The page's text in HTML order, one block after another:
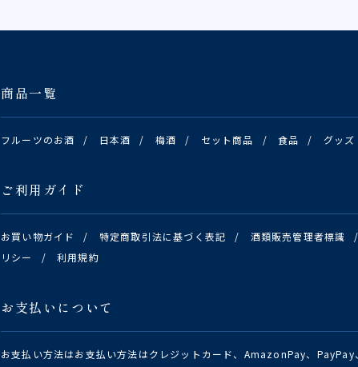
商品一覧
フルーツのお酒 / 日本酒 / 梅酒 / セット商品 / 食品 / グッズ
ご利用ガイド
お買い物ガイド / 特定商取引法に基づく表記 / 酒類販売管理者標識 /
リシー
/ 利用規約
お支払いについて
お支払い方法はお支払い方法はクレジットカード、AmazonPay、